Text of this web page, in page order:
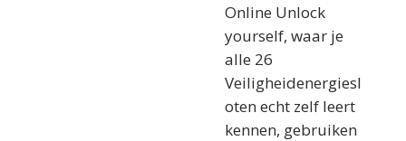
Online Unlock
yourself, waar je
alle 26
Veiligheidenergiesl
oten echt zelf leert
kennen, gebruiken